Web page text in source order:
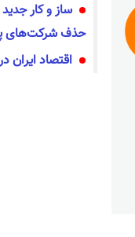
ساز و کار
حذف شرکت‌های
اقتصاد ایران